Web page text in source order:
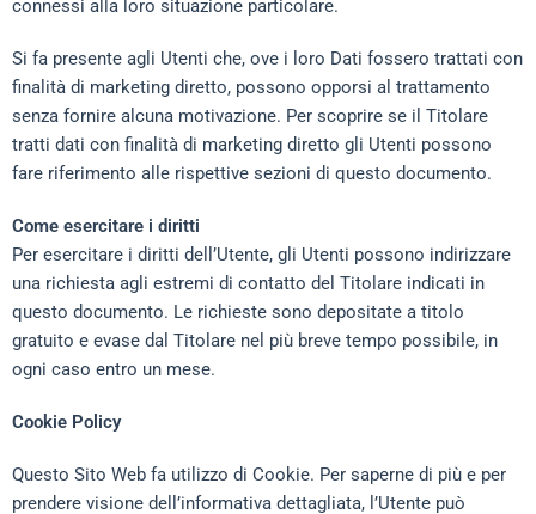
connessi alla loro situazione particolare.
Si fa presente agli Utenti che, ove i loro Dati fossero trattati con
finalità di marketing diretto, possono opporsi al trattamento
senza fornire alcuna motivazione. Per scoprire se il Titolare
tratti dati con finalità di marketing diretto gli Utenti possono
fare riferimento alle rispettive sezioni di questo documento.
Come esercitare i diritti
Per esercitare i diritti dell’Utente, gli Utenti possono indirizzare
una richiesta agli estremi di contatto del Titolare indicati in
questo documento. Le richieste sono depositate a titolo
gratuito e evase dal Titolare nel più breve tempo possibile, in
ogni caso entro un mese.
Cookie Policy
Questo Sito Web fa utilizzo di Cookie. Per saperne di più e per
prendere visione dell’informativa dettagliata, l’Utente può